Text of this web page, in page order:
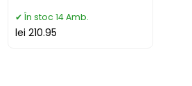
În stoc 14 Amb.
lei 210.95